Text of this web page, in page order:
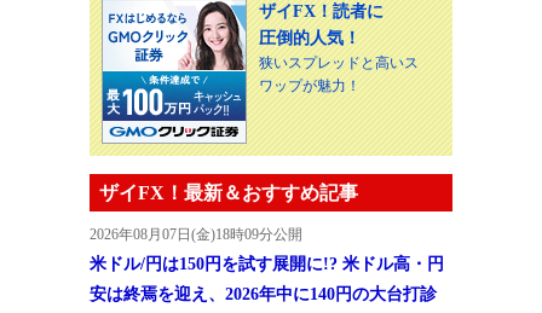
ザイFX！読者に
圧倒的人気！
狭いスプレッドと高いス
ワップが魅力！
ザイFX！最新＆おすすめ記事
2026年08月07日(金)18時09分公開
米ドル/円は150円を試す展開に!? 米ドル高・円
安は終焉を迎え、2026年中に140円の大台打診